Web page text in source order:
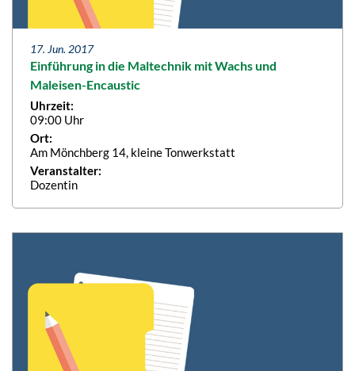
17. Jun. 2017
Einführung in die Maltechnik mit Wachs und
Maleisen-Encaustic
Uhrzeit:
09:00 Uhr
Ort:
Am Mönchberg 14, kleine Tonwerkstatt
Veranstalter:
Dozentin